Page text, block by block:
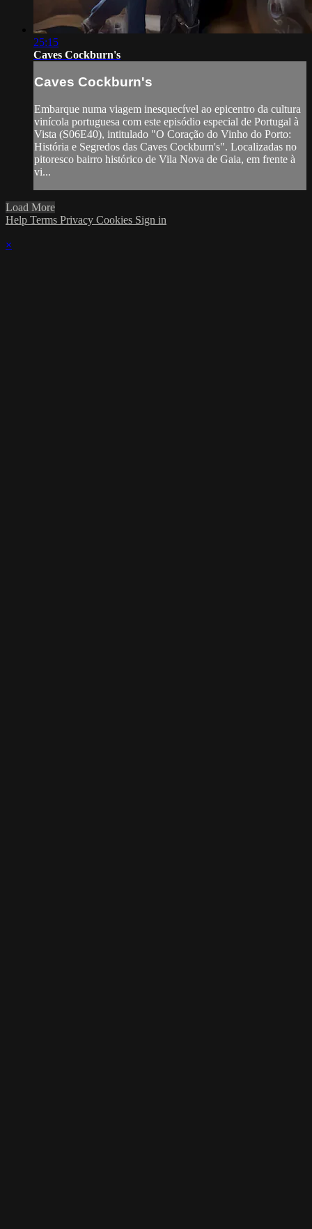
25:15
Caves Cockburn's
Caves Cockburn's
Embarque numa viagem inesquecível ao epicentro da cultura
vinícola portuguesa com este episódio especial de Portugal à
Vista (S06E40), intitulado "O Coração do Vinho do Porto:
História e Segredos das Caves Cockburn's". Localizadas no
pitoresco bairro histórico de Vila Nova de Gaia, em frente à
vi...
Load More
Help Terms Privacy Cookies Sign in
×